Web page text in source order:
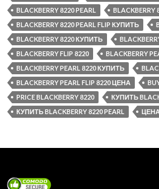
BLACKBERRY 8220 PEARL
BLACKBERRY
BLACKBERRY 8220 PEARL FLIP КУПИТЬ
BLACKBERRY 8220 КУПИТЬ
BLACKBERRY FLIP 8220
BLACKBERRY
BLACKBERRY PEARL 8220 КУПИТЬ
BLACKBERRY PEARL FLIP 8220 ЦЕНА
PRICE BLACKBERRY 8220
КУПИТЬ
КУПИТЬ BLACKBERRY 8220 PEARL
ЦЕНА